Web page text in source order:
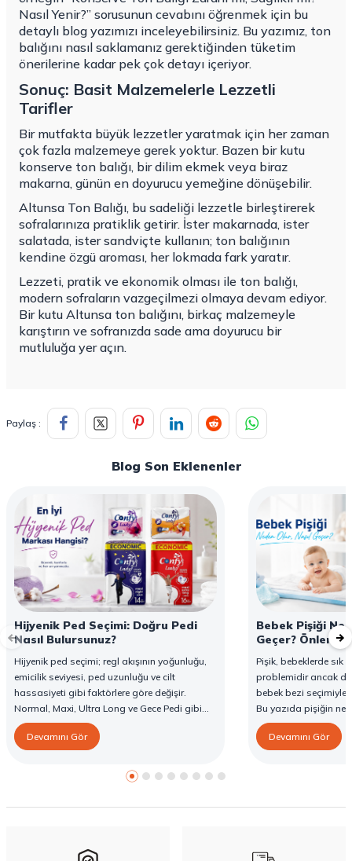
Nasıl Yenir?” sorusunun cevabını öğrenmek için bu
detaylı blog yazımızı inceleyebilirsiniz. Bu yazımız, ton
balığını nasıl saklamanız gerektiğinden tüketim
önerilerine kadar pek çok detayı içeriyor.
Sonuç: Basit Malzemelerle Lezzetli
Tarifler
Bir mutfakta büyük lezzetler yaratmak için her zaman
çok fazla malzemeye gerek yoktur. Bazen bir kutu
konserve ton balığı, bir dilim ekmek veya biraz
makarna, günün en doyurucu yemeğine dönüşebilir.
Altunsa Ton Balığı, bu sadeliği lezzetle birleştirerek
sofralarınıza pratiklik getirir. İster makarnada, ister
salatada, ister sandviçte kullanın; ton balığının
kendine özgü aroması, her lokmada fark yaratır.
Lezzeti, pratik ve ekonomik olması ile ton balığı,
modern sofraların vazgeçilmezi olmaya devam ediyor.
Bir kutu Altunsa ton balığını, birkaç malzemeyle
karıştırın ve sofranızda sade ama doyurucu bir
mutluluğa yer açın.
Paylaş :
Blog Son Eklenenler
Hijyenik Ped Seçimi: Doğru Pedi
Nasıl Bulursunuz?
Hijyenik ped seçimi; regl akışının yoğunluğu,
emicilik seviyesi, ped uzunluğu ve cilt
hassasiyeti gibi faktörlere göre değişir.
Normal, Maxi, Ultra Long ve Gece Pedi gibi
farklı seçenekler, farklı ihtiyaçlara yönelik
koruma sunar. Doğru ped seçimi gün boyu
rehberde hijyenik ped çeşitleri, seçim kriterleri
Devamını Gör
Bebek Pişiği
Geçer? Önleme
Pişik, bebeklerde sık
problemidir ancak
bebek bezi seçimiyle
Bu yazıda pişiğin
yöntemlerini ve
karşı destekleyici
Devamını Gör